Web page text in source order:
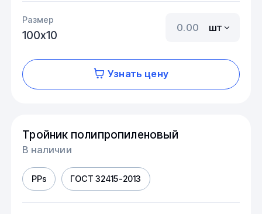
Размер
100х10
шт
Узнать цену
Тройник полипропиленовый
В наличии
PPs ГОСТ 32415-2013